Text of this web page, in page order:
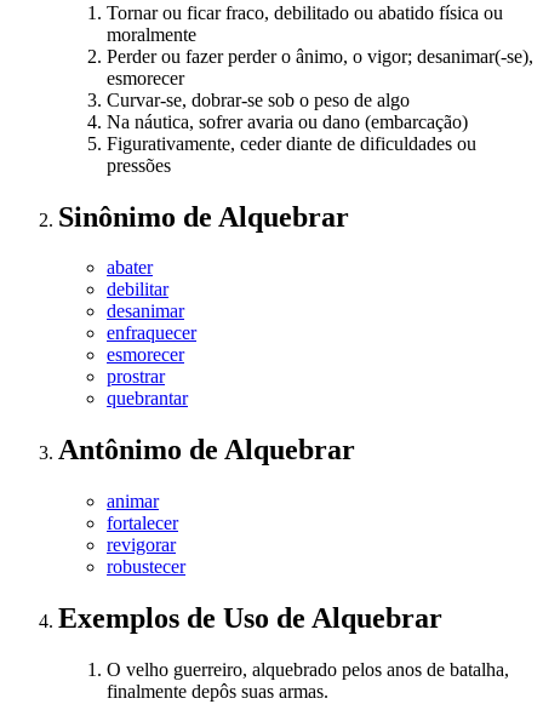
Tornar ou ficar fraco, debilitado ou abatido física ou
moralmente
Perder ou fazer perder o ânimo, o vigor; desanimar(-se),
esmorecer
Curvar-se, dobrar-se sob o peso de algo
Na náutica, sofrer avaria ou dano (embarcação)
Figurativamente, ceder diante de dificuldades ou
pressões
Sinônimo de Alquebrar
abater
debilitar
desanimar
enfraquecer
esmorecer
prostrar
quebrantar
Antônimo de Alquebrar
animar
fortalecer
revigorar
robustecer
Exemplos de Uso de Alquebrar
O velho guerreiro, alquebrado pelos anos de batalha,
finalmente depôs suas armas.